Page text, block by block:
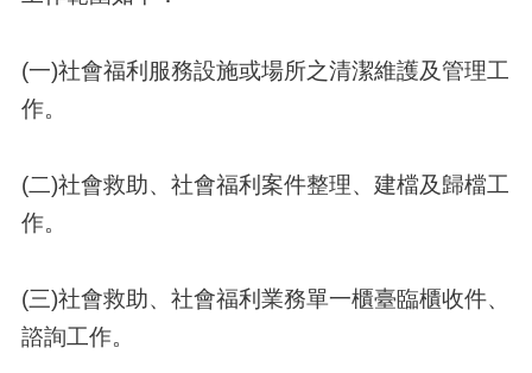
(一)社會福利服務設施或場所之清潔維護及管理工
作。
(二)社會救助、社會福利案件整理、建檔及歸檔工
作。
(三)社會救助、社會福利業務單一櫃臺臨櫃收件、
諮詢工作。